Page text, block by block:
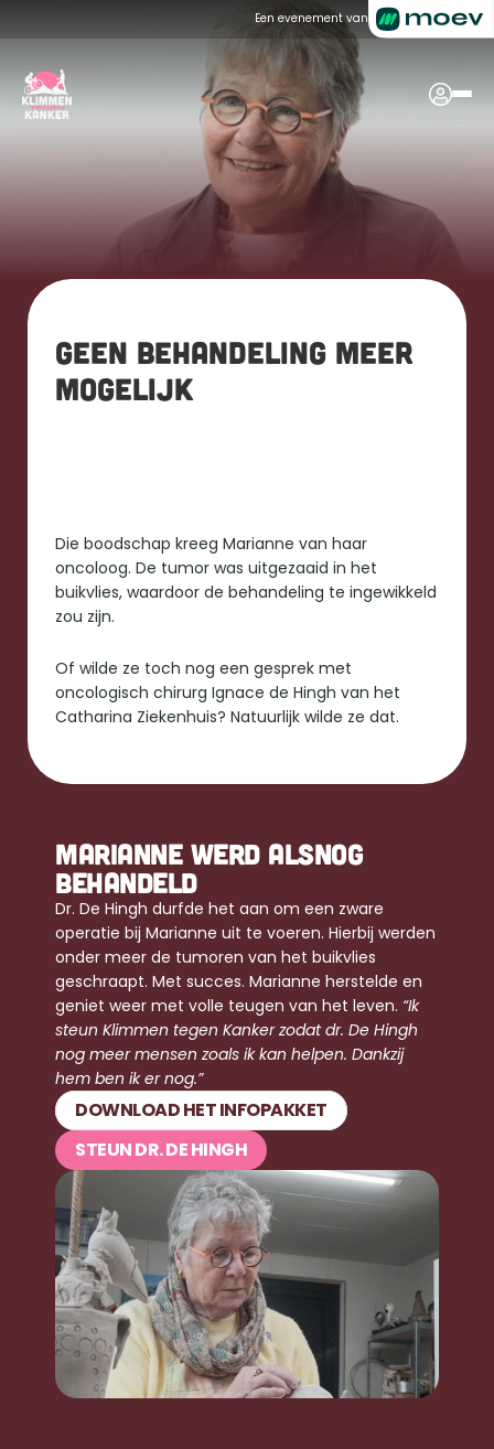
Een evenement van
Geen behandeling meer
mogelijk
Die boodschap kreeg Marianne van haar
oncoloog. De tumor was uitgezaaid in het
buikvlies, waardoor de behandeling te ingewikkeld
zou zijn.
Of wilde ze toch nog een gesprek met
oncologisch chirurg Ignace de Hingh van het
Catharina Ziekenhuis? Natuurlijk wilde ze dat.
MARIANNE WERD ALSNOG
BEHANDELD
Dr. De Hingh durfde het aan om een zware
operatie bij Marianne uit te voeren. Hierbij werden
onder meer de tumoren van het buikvlies
geschraapt. Met succes. Marianne herstelde en
geniet weer met volle teugen van het leven. “Ik
steun Klimmen tegen Kanker zodat dr. De Hingh
nog meer mensen zoals ik kan helpen. Dankzij
hem ben ik er nog.”
DOWNLOAD HET INFOPAKKET
STEUN DR. DE HINGH